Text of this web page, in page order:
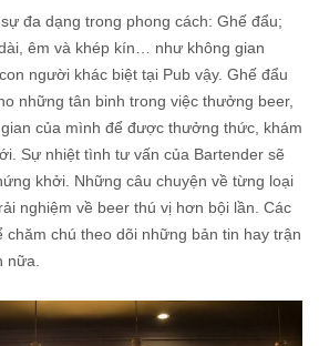
đa dạng trong phong cách: Ghế đẩu;
êm và khép kín… như không gian
người khác biệt tại Pub vậy. Ghế đẩu
những tân binh trong việc thưởng beer,
của mình để được thưởng thức, khám
Sự nhiệt tình tư vấn của Bartender sẽ
khởi. Những câu chuyện về từng loại
nghiệm về beer thú vị hơn bội lần. Các
chăm chú theo dõi những bản tin hay trận
nữa.